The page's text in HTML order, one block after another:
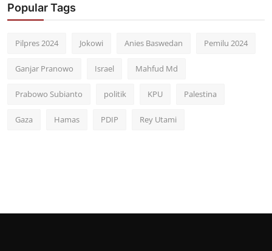
Popular Tags
Pilpres 2024 Jokowi Anies Baswedan Pemilu 2024
Ganjar Pranowo Israel Mahfud Md
Prabowo Subianto politik KPU Palestina
Gaza Hamas PDIP Rey Utami